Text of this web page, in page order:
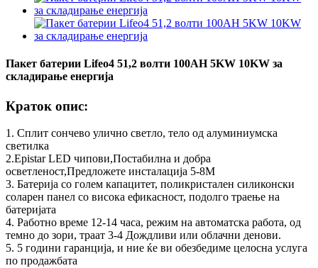
Пакет батерии Lifeo4 51,2 волти 100AH ​​5KW 10KW за
складирање енергија
Краток опис:
1. Сплит сончево улично светло, тело од алуминиумска
светилка
2.Epistar LED чипови,Постабилна и добра
осветленост,Предложете инсталација 5-8M
3. Батерија со голем капацитет, поликристален силиконски
соларен панел со висока ефикасност, подолго траење на
батеријата
4. Работно време 12-14 часа, режим на автоматска работа, од
темно до зори, траат 3-4 Дождливи или облачни денови.
5. 5 години гаранција, и ние ќе ви обезбедиме целосна услуга
по продажбата